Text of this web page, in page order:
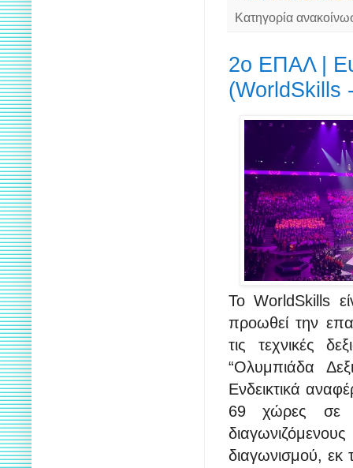
Κατηγορία
2ο ΕΠΑΛ |
(WorldSkills
Το WorldSkills
προωθεί την
τις τεχνικές
“Ολυμπιάδα
Ενδεικτικά
69 χώρες σε
διαγωνισμού, εκ